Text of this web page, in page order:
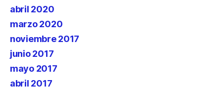
abril 2020
marzo 2020
noviembre 2017
junio 2017
mayo 2017
abril 2017